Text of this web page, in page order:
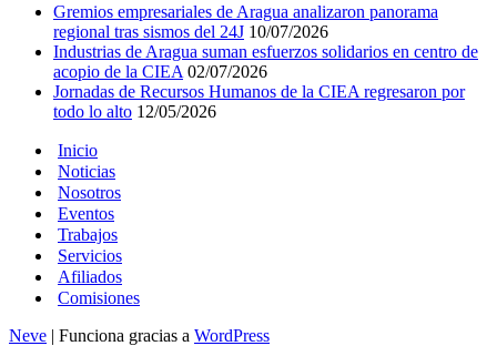
Gremios empresariales de Aragua analizaron panorama
regional tras sismos del 24J 10/07/2026
Industrias de Aragua suman esfuerzos solidarios en centro de
acopio de la CIEA 02/07/2026
Jornadas de Recursos Humanos de la CIEA regresaron por
todo lo alto 12/05/2026
Inicio
Noticias
Nosotros
Eventos
Trabajos
Servicios
Afiliados
Comisiones
Neve | Funciona gracias a WordPress